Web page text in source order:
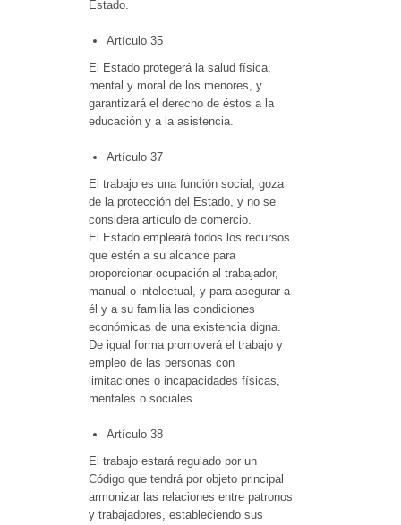
Estado.
Artículo 35
El Estado protegerá la salud física,
mental y moral de los menores, y
garantizará el derecho de éstos a la
educación y a la asistencia.
Artículo 37
El trabajo es una función social, goza
de la protección del Estado, y no se
considera artículo de comercio.
El Estado empleará todos los recursos
que estén a su alcance para
proporcionar ocupación al trabajador,
manual o intelectual, y para asegurar a
él y a su familia las condiciones
económicas de una existencia digna.
De igual forma promoverá el trabajo y
empleo de las personas con
limitaciones o incapacidades físicas,
mentales o sociales.
Artículo 38
El trabajo estará regulado por un
Código que tendrá por objeto principal
armonizar las relaciones entre patronos
y trabajadores, estableciendo sus